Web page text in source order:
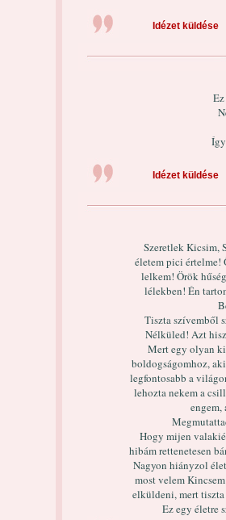
Idézet küldése
Idézet küldése
Szeretlek Kicsim,
életem pici értelme!
lelkem! Örök
lélekben! Én
Tiszta szívemből
Nélküled! Azt
Mert egy olyan
boldogságomhoz,
legfontosabb a
lehozta nekem a
engem,
Hogy mijen
hibám rettenetesen
Nagyon hiányzol
most velem
elküldeni, mert
Ez egy életre